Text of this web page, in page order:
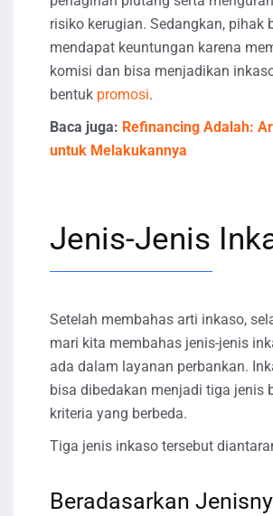
risiko kerugian. Sedangkan, pihak
mendapat keuntungan karena
komisi dan bisa menjadikan
bentuk promosi.
Baca juga: Refinancing Adalah:
untuk Melakukannya
Jenis-Jenis
Setelah membahas arti inkaso,
mari kita membahas jenis-jenis
ada dalam layanan perbankan.
bisa dibedakan menjadi tiga jenis
kriteria yang berbeda.
Tiga jenis inkaso tersebut
Beradasarkan